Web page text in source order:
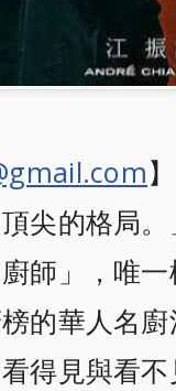
尖的格局
師」，唯
的華人名
得見與看